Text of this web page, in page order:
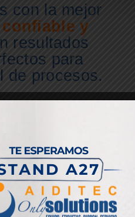
con la mejor
y
resultados
para
de procesos.